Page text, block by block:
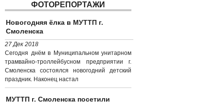
ФОТОРЕПОРТАЖИ
Новогодняя ёлка в МУТТП г.
Смоленска
27 Дек 2018
Сегодня днём в Муниципальном унитарном
трамвайно-троллейбусном предприятии г.
Смоленска состоялся новогодний детский
праздник. Наконец настал
МУТТП г. Смоленска посетили